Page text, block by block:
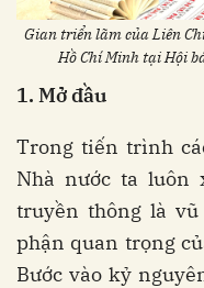
Gian triển lãm của Liên
Hồ Chí Minh tại Hội
1. Mở đầu
Trong tiến trình
Nhà nước ta luôn
truyền thông là
phận quan trọng
Bước vào kỷ